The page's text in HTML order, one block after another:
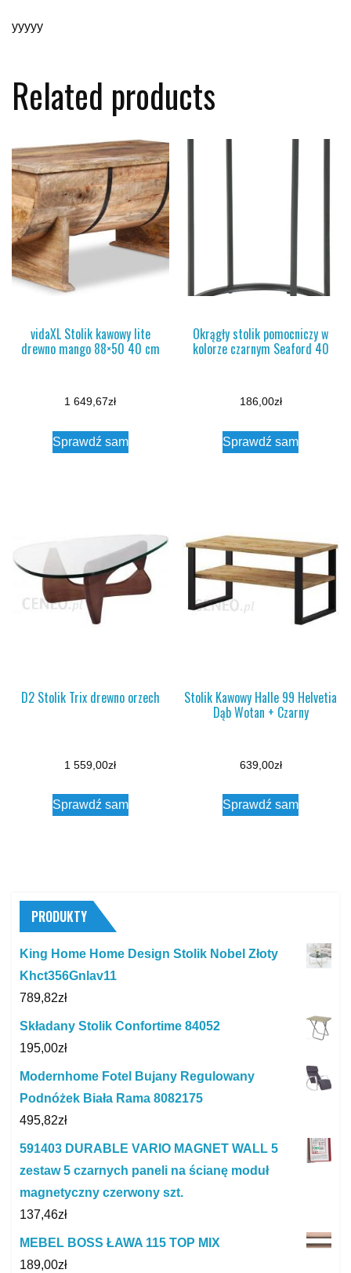
yyyyy
Related products
vidaXL Stolik kawowy lite
drewno mango 88×50 40 cm
1 649,67zł
Sprawdź sam
Okrągły stolik pomocniczy w
kolorze czarnym Seaford 40
186,00zł
Sprawdź sam
D2 Stolik Trix drewno orzech
1 559,00zł
Sprawdź sam
Stolik Kawowy Halle 99 Helvetia
Dąb Wotan + Czarny
639,00zł
Sprawdź sam
PRODUKTY
King Home Home Design Stolik Nobel Złoty
Khct356Gnlav11
789,82zł
Składany Stolik Confortime 84052
195,00zł
Modernhome Fotel Bujany Regulowany
Podnóżek Biała Rama 8082175
495,82zł
591403 DURABLE VARIO MAGNET WALL 5
zestaw 5 czarnych paneli na ścianę moduł
magnetyczny czerwony szt.
137,46zł
MEBEL BOSS ŁAWA 115 TOP MIX
189,00zł